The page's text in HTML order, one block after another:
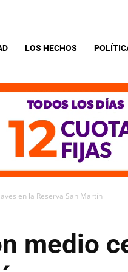
LOS HECHOS
en la Reserva San Martín
medio